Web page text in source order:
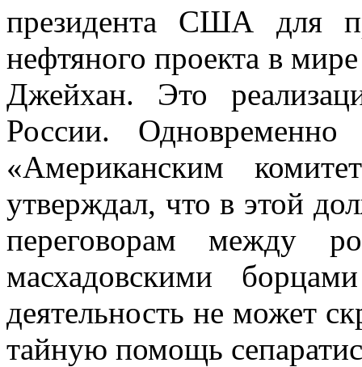
президента США для
нефтяного проекта в
Джейхан. Это
России.
«Американским
утверждал, что в этой
переговорам между
масхадовскими
деятельность не может
тайную помощь